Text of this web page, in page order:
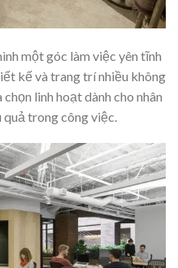
một góc làm việc yên tĩnh
kế và trang trí nhiều không
linh hoạt dành cho nhân
trong công việc.